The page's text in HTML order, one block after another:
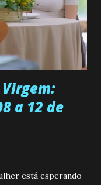
criativa e
amiga. Pode ser
fazer algo.
por eng...
a 12 de
está esperando